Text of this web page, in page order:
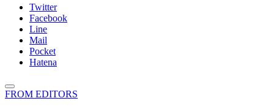
Twitter
Facebook
Line
Mail
Pocket
Hatena
FROM EDITORS